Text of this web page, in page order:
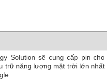
Solution sẽ cung cấp pin cho
trữ năng lượng mặt trời lớn nhất